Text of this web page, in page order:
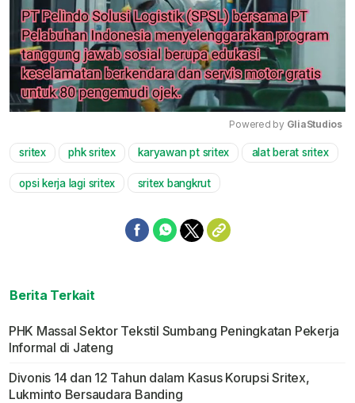
Mute
Powered by GliaStudios
sritex phk sritex karyawan pt sritex alat berat sritex
opsi kerja lagi sritex sritex bangkrut
Berita Terkait
PHK Massal Sektor Tekstil Sumbang Peningkatan Pekerja
Informal di Jateng
Divonis 14 dan 12 Tahun dalam Kasus Korupsi Sritex,
Lukminto Bersaudara Banding